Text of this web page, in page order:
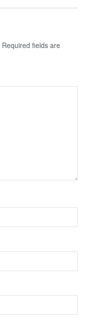
Required fields are